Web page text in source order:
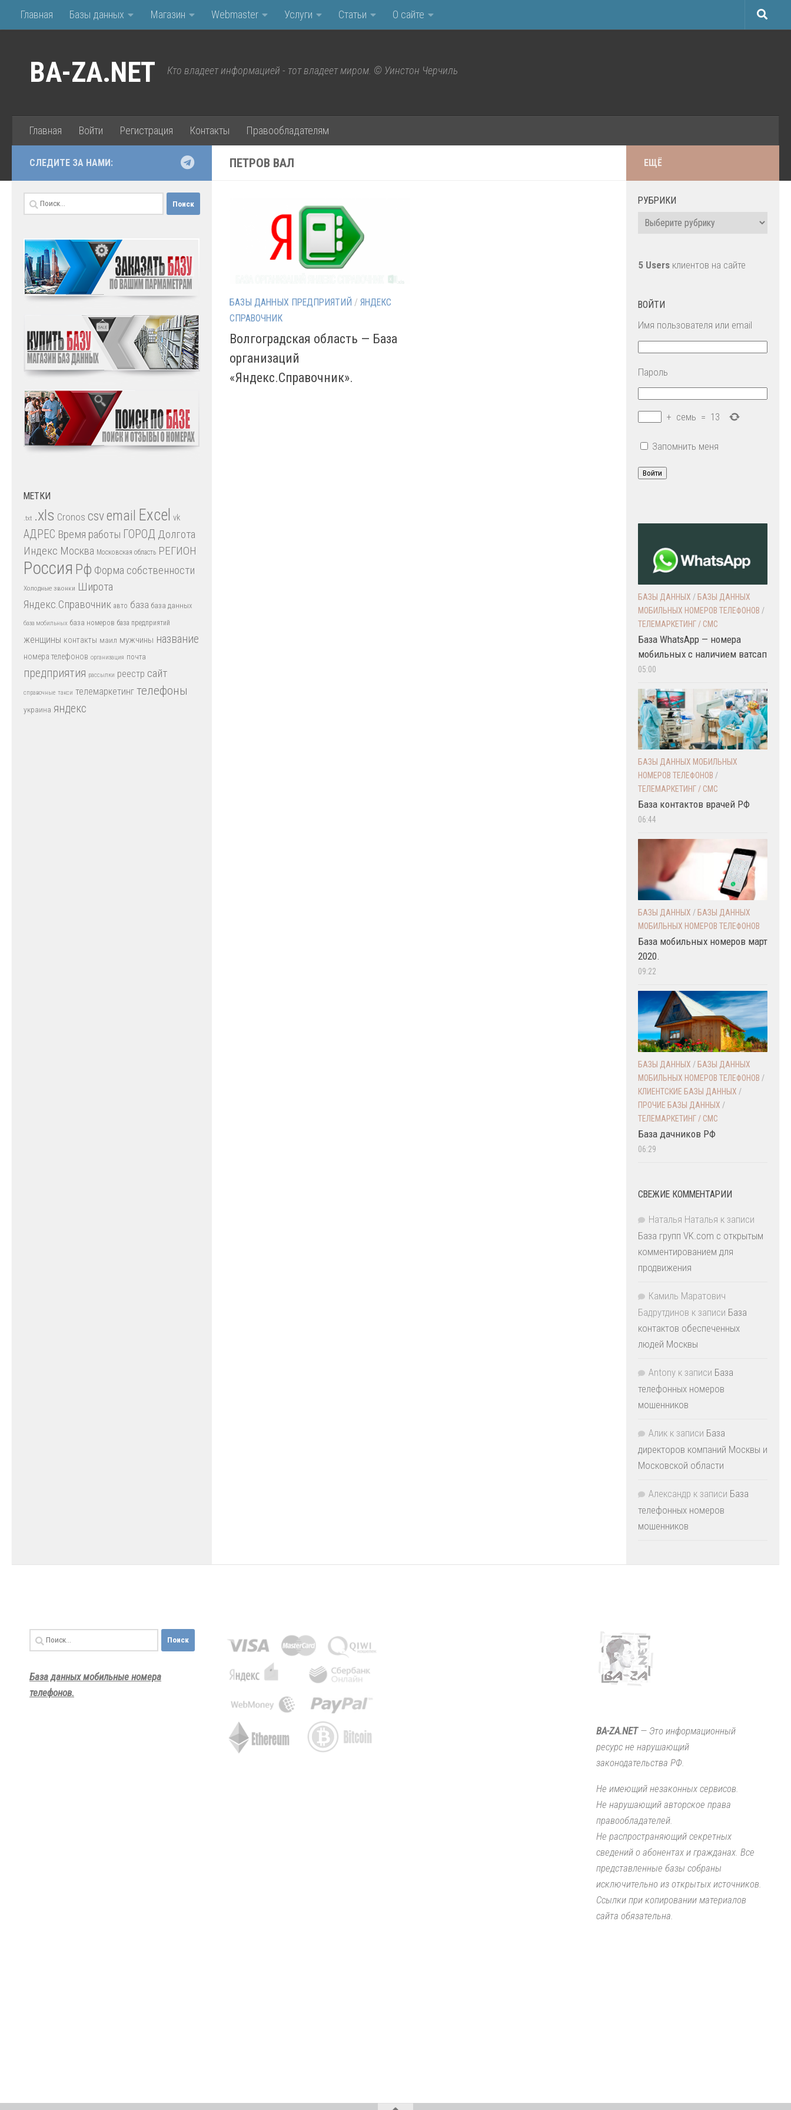
Перейти к содержимому
Главная Базы данных Магазин Webmaster Услуги Статьи О сайте
BA-ZA.NET Кто владеет информацией - тот владеет миром. © Уинстон Черчиль
Главная Войти Регистрация Контакты Правообладателям
ПЕТРОВ ВАЛ
БАЗЫ ДАННЫХ ПРЕДПРИЯТИЙ / ЯНДЕКС
СПРАВОЧНИК
Волгоградская область — База
организаций
«Яндекс.Справочник».
СЛЕДИТЕ ЗА НАМИ:
Найти:
МЕТКИ
.txt .xls Cronos csvemail Excel vk
АДРЕС Время работы ГОРОД Долгота
Индекс Москва Московская область РЕГИОН
Россия Рф Форма собственности
Холодные звонки Широта
Яндекс.Справочник авто база база данных
база мобильных база номеров база предприятий
женщины контакты маил мужчины название
номера телефонов организация почта
предприятия рассылки реестр сайт
справочные такси телемаркетинг телефоны
украина яндекс
ЕЩЁ
РУБРИКИ
Рубрики
5 Users клиентов на сайте
ВОЙТИ
Имя пользователя или email
Пароль
+ семь = 13
Запомнить меня
Войти
БАЗЫ ДАННЫХ / БАЗЫ ДАННЫХ
МОБИЛЬНЫХ НОМЕРОВ ТЕЛЕФОНОВ /
ТЕЛЕМАРКЕТИНГ / СМС
База WhatsApp — номера
мобильных с наличием ватсап
05:00
БАЗЫ ДАННЫХ МОБИЛЬНЫХ
НОМЕРОВ ТЕЛЕФОНОВ /
ТЕЛЕМАРКЕТИНГ / СМС
База контактов врачей РФ
06:44
БАЗЫ ДАННЫХ / БАЗЫ ДАННЫХ
МОБИЛЬНЫХ НОМЕРОВ ТЕЛЕФОНОВ
База мобильных номеров март
2020.
09:22
БАЗЫ ДАННЫХ / БАЗЫ ДАННЫХ
МОБИЛЬНЫХ НОМЕРОВ ТЕЛЕФОНОВ /
КЛИЕНТСКИЕ БАЗЫ ДАННЫХ /
ПРОЧИЕ БАЗЫ ДАННЫХ /
ТЕЛЕМАРКЕТИНГ / СМС
База дачников РФ
06:29
СВЕЖИЕ КОММЕНТАРИИ
Наталья Наталья к записи
База групп VK.com с открытым
комментированием для
продвижения
Камиль Маратович
Бадрутдинов к записи База
контактов обеспеченных
людей Москвы
Antony к записи База
телефонных номеров
мошенников
Алик к записи База
директоров компаний Москвы и
Московской области
Александр к записи База
телефонных номеров
мошенников
Найти:
База данных мобильные номера
телефонов.
BA-ZA.NET— Это информационный
ресурс не нарушающий
законодательства РФ.
Не имеющий незаконных сервисов.
Не нарушающий авторское права
правообладателей.
Не распространяющий секретных
сведений о абонентах и гражданах. Все
представленные базы собраны
исключительно из открытых источников.
Ссылки при копировании материалов
сайта обязательна.